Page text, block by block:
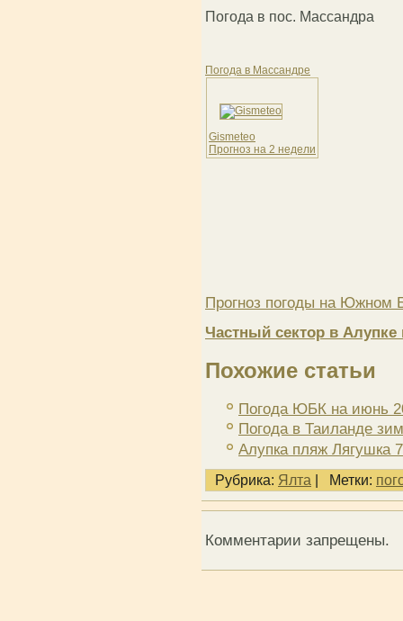
Погода в пос. Массандра
Погода в Массандре
Gismeteo
Прогноз на 2 недели
Прогноз погоды на Южном
Частный сектор в Алупке
Похожие статьи
Погода ЮБК на июнь
Погода в Таиланде
Алупка пляж Лягушка
Рубрика: Ялта | Метки:
Комментарии запрещены.